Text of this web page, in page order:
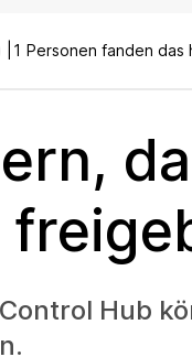
1 Personen fanden das
Hub